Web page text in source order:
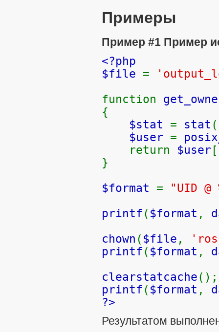
Примеры
Пример #1 Пример
<?php
$file =
function
{
$stat = stat (
$user =
return $user [
}
$format =
"UID
printf ( $format ,
chown ( $file ,
printf ( $format ,
clearstatcache();
printf ( $format ,
?>
Результатом